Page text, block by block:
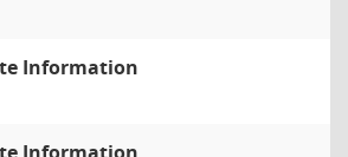
Information